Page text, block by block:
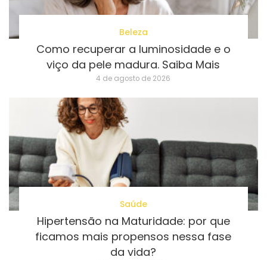
Beleza
Como recuperar a luminosidade e o
viço da pele madura. Saiba Mais
4 de agosto de 2026
Saúde
Hipertensão na Maturidade: por que
ficamos mais propensos nessa fase
da vida?